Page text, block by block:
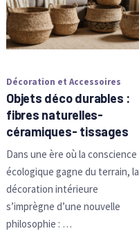
Décoration et Accessoires
Objets déco durables :
fibres naturelles-
céramiques- tissages
Dans une ère où la conscience
écologique gagne du terrain, la
décoration intérieure
s’imprègne d’une nouvelle
philosophie : …